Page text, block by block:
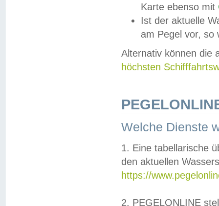
Karte ebenso mit
Ist der aktuelle
am Pegel vor,
Alternativ können die
höchsten
Welche Dienste
1. Eine tabellarische
den aktuellen
https://
2. PEGELONLINE